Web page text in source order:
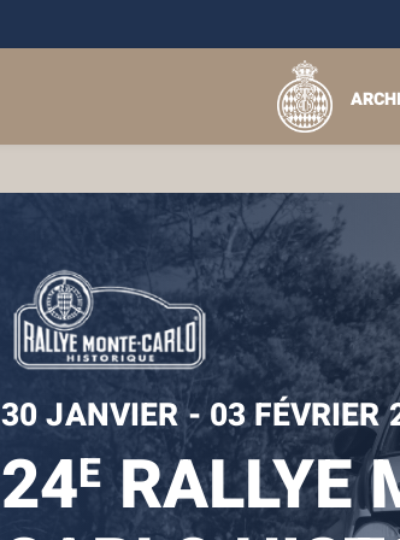
30 JANVIER - 03 FÉVRIER
24ERALLYE